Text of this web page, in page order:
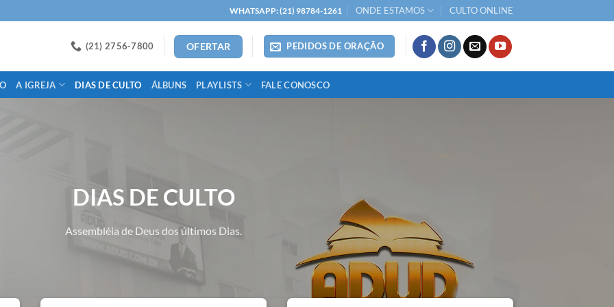
WHATSAPP: (21) 98784-1261 ONDE ESTAMOS CULTO ONLINE
(21) 2756-7800 OFERTAR PEDIDOS DE ORAÇÃO
A IGREJA DIAS DE CULTO ÁLBUNS PLAYLISTS FALE CONOSCO
DIAS DE CULTO
Assembléia de Deus dos últimos Dias.